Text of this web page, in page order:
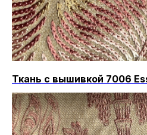
Ткань с вышивкой 7006